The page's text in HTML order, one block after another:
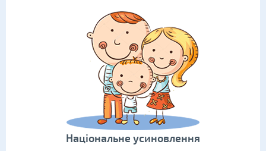
Національне усиновлення